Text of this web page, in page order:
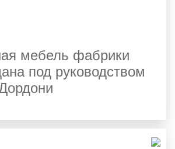
мебель фабрики
под руководством